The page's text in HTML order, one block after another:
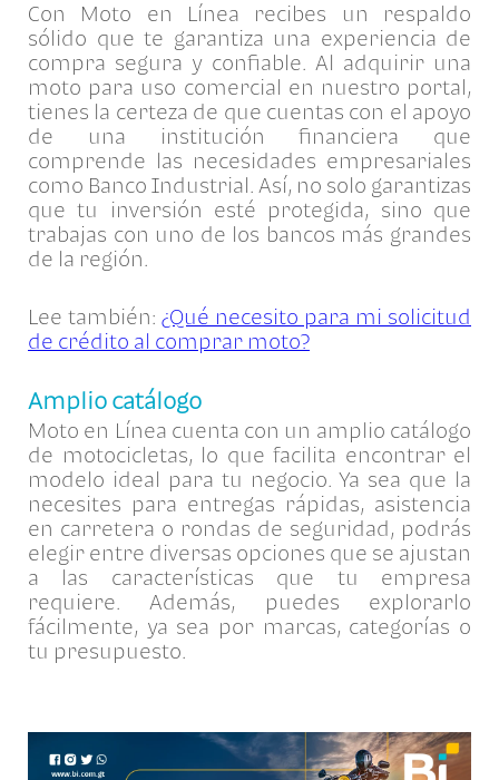
Con Moto en Línea recibes un respaldo
sólido que te garantiza una experiencia de
compra segura y confiable. Al adquirir una
moto para uso comercial en nuestro portal,
tienes la certeza de que cuentas con el apoyo
de una institución financiera que
comprende las necesidades empresariales
como Banco Industrial. Así, no solo garantizas
que tu inversión esté protegida, sino que
trabajas con uno de los bancos más grandes
de la región.
Lee también: ¿Qué necesito para mi solicitud
de crédito al comprar moto?
Amplio catálogo
Moto en Línea cuenta con un amplio catálogo
de motocicletas, lo que facilita encontrar el
modelo ideal para tu negocio. Ya sea que la
necesites para entregas rápidas, asistencia
en carretera o rondas de seguridad, podrás
elegir entre diversas opciones que se ajustan
a las características que tu empresa
requiere. Además, puedes explorarlo
fácilmente, ya sea por marcas, categorías o
tu presupuesto.